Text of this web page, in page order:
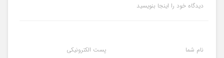
دیدگاه خود را اینجا بنویسید
نام شما پست الکترونیکی